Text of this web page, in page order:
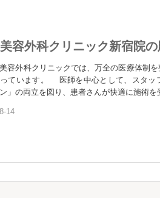
容外科クリニック新宿院
容外科クリニックでは、万全の医療体制
ています。 医師を中心として、スタッ
」の両立を図り、患者さんが快適に施術を
14